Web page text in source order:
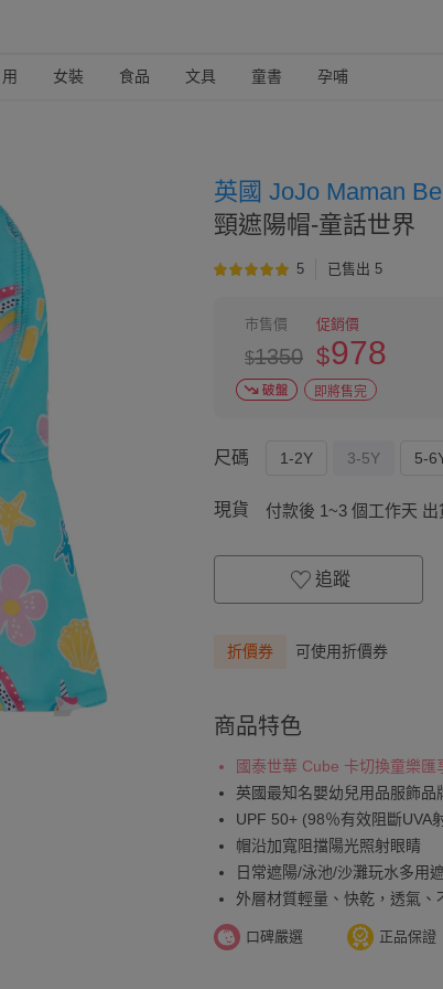
女裝 食品 文具 童書 孕哺
英國 JoJo Maman
頸遮陽帽-童話世界
5 已售出 5
市售價
$1350
促銷價
$978
即將售完
尺碼 1-2Y 3-5Y 5-
現貨 付款後 1~3 個工作天 出
追蹤
折價券 可使用折價券
商品特色
國泰世華 Cube 卡切換童樂匯
英國最知名嬰幼兒用品服飾品
UPF 50+ (98％有效阻斷UVA
帽沿加寬阻擋陽光照射眼睛
日常遮陽/泳池/沙灘玩水多用
外層材質輕量、快乾，透氣、
口碑嚴選 正品保證